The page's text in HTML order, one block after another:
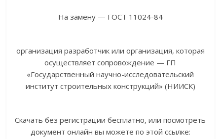
На замену — ГОСТ 11024-84
организация разработчик или организация, которая
осуществляет сопровождение — ГП
«Государственный научно-исследовательский
институт строительных конструкций» (НИИСК)
Скачать без регистрации бесплатно, или посмотреть
документ онлайн вы можете по этой ссылке: